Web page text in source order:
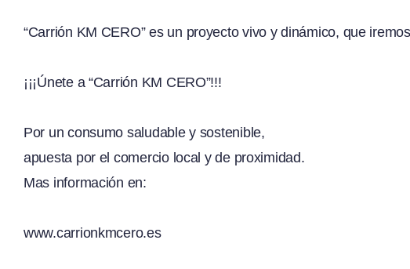
“Carrión KM CERO” es un proyecto vivo y dinámico, que
¡¡¡Únete a “Carrión KM CERO”!!!
Por un consumo saludable y sostenible,
apuesta por el comercio local y de proximidad.
Mas información en:
www.carrionkmcero.es